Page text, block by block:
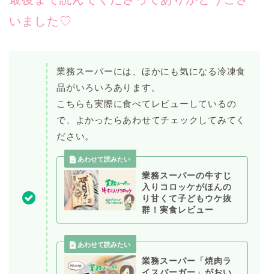
いました♡
業務スーパーには、ほかにも気になる冷凍食
品がいろいろあります。
こちらも実際に食べてレビューしているの
で、よかったらあわせてチェックしてみてく
ださい。
業務スーパーの牛すじ
入りコロッケがほんの
り甘くて子どもウケ抜
群！実食レビュー
業務スーパー「焼肉ラ